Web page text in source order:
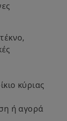
κύριας
ή αγορά